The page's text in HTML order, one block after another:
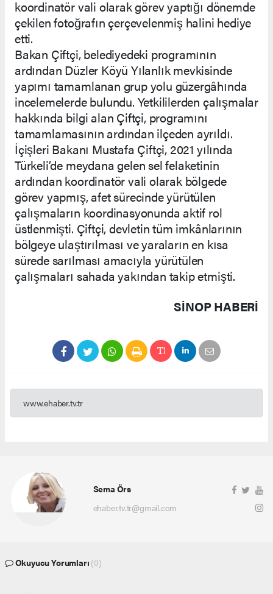
koordinatör vali olarak görev yaptığı dönemde
çekilen fotoğrafın çerçevelenmiş halini hediye
etti.
Bakan Çiftçi, belediyedeki programının
ardından Düzler Köyü Yılanlık mevkisinde
yapımı tamamlanan grup yolu güzergâhında
incelemelerde bulundu. Yetkililerden çalışmalar
hakkında bilgi alan Çiftçi, programını
tamamlamasının ardından ilçeden ayrıldı.
İçişleri Bakanı Mustafa Çiftçi, 2021 yılında
Türkeli’de meydana gelen sel felaketinin
ardından koordinatör vali olarak bölgede
görev yapmış, afet sürecinde yürütülen
çalışmaların koordinasyonunda aktif rol
üstlenmişti. Çiftçi, devletin tüm imkânlarının
bölgeye ulaştırılması ve yaraların en kısa
sürede sarılması amacıyla yürütülen
çalışmaları sahada yakından takip etmişti.
SINOP HABERİ
www.ehaber.tv.tr
Sema Örs
ehaber.tv.tr@gmail.com
Okuyucu Yorumları (0)